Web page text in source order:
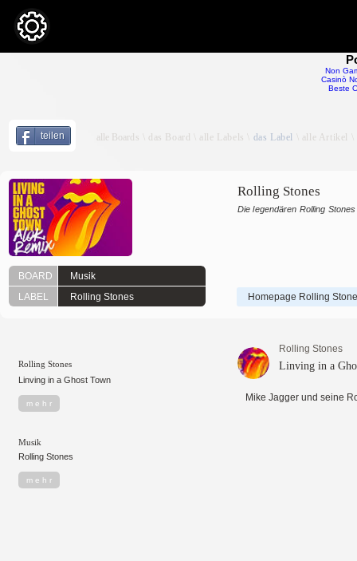
teilen alle Boards \ das Board \ alle Labels \ das Label \ alle Artikel
BOARD
Musik
LABEL
Rolling Stones
Rolling Stones
Die legendären Rolling
Homepage Rolling
Rolling Stones
Linving in a Ghost Town
m e h r
Musik
Rolling Stones
m e h r
Rolling Stones
Linving in a
Mike Jagger und seine
Non
Casinò
Beste